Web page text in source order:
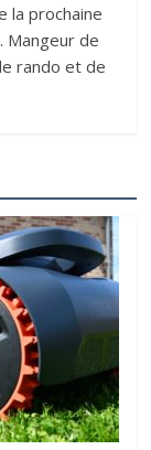
la prochaine
Mangeur de
rando et de